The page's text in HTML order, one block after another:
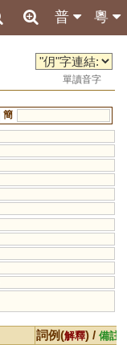
粵
普
單讀音字
簡
詞例(解釋) / 備註